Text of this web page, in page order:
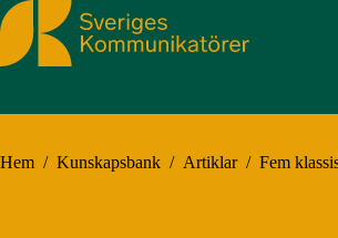
Sveriges Kommunikatörer
Hem / Kunskapsbank / Artiklar / Fem